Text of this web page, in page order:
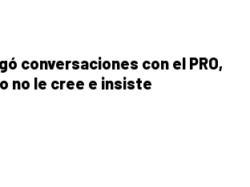
conversaciones con el PRO,
no le cree e insiste